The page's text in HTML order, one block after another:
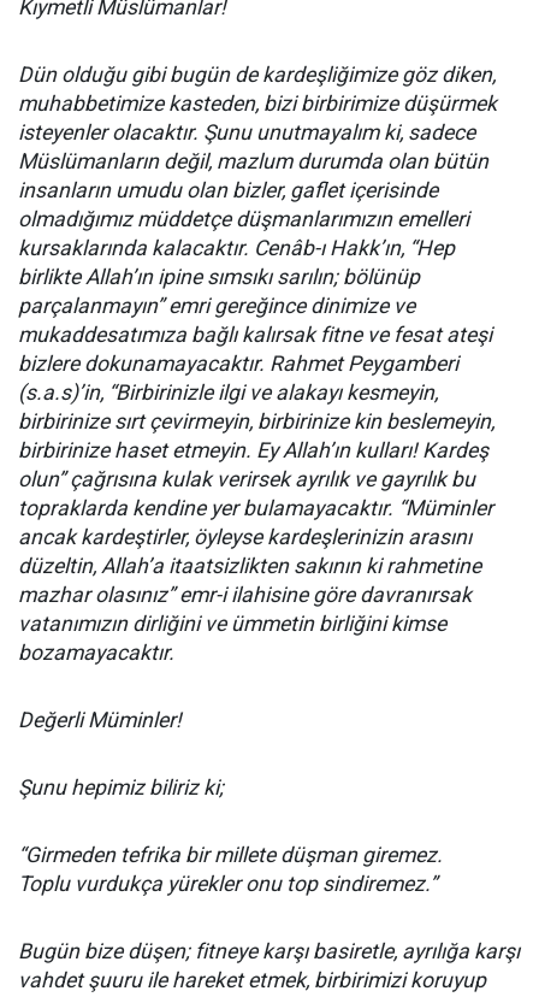
Kıymetli Müslümanlar!
Dün olduğu gibi bugün de kardeşliğimize göz diken,
muhabbetimize kasteden, bizi birbirimize düşürmek
isteyenler olacaktır. Şunu unutmayalım ki, sadece
Müslümanların değil, mazlum durumda olan bütün
insanların umudu olan bizler, gaflet içerisinde
olmadığımız müddetçe düşmanlarımızın emelleri
kursaklarında kalacaktır. Cenâb-ı Hakk’ın, “Hep
birlikte Allah’ın ipine sımsıkı sarılın; bölünüp
parçalanmayın” emri gereğince dinimize ve
mukaddesatımıza bağlı kalırsak fitne ve fesat ateşi
bizlere dokunamayacaktır. Rahmet Peygamberi
(s.a.s)’in, “Birbirinizle ilgi ve alakayı kesmeyin,
birbirinize sırt çevirmeyin, birbirinize kin beslemeyin,
birbirinize haset etmeyin. Ey Allah’ın kulları! Kardeş
olun” çağrısına kulak verirsek ayrılık ve gayrılık bu
topraklarda kendine yer bulamayacaktır. “Müminler
ancak kardeştirler, öyleyse kardeşlerinizin arasını
düzeltin, Allah’a itaatsizlikten sakının ki rahmetine
mazhar olasınız” emr-i ilahisine göre davranırsak
vatanımızın dirliğini ve ümmetin birliğini kimse
bozamayacaktır.
Değerli Müminler!
Şunu hepimiz biliriz ki;
“Girmeden tefrika bir millete düşman giremez.
Toplu vurdukça yürekler onu top sindiremez.”
Bugün bize düşen; fitneye karşı basiretle, ayrılığa karşı
vahdet şuuru ile hareket etmek, birbirimizi koruyup